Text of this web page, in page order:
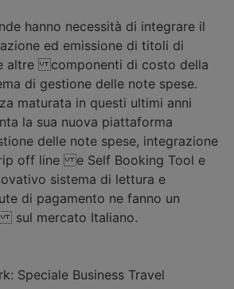
hanno necessità di integrare il
ed emissione di titoli di
altre componenti di costo della
di gestione delle note spese.
maturata in questi ultimi anni
la sua nuova piattaforma
delle note spese, integrazione
off line e Self Booking Tool e
sistema di lettura e
di pagamento ne fanno un
sul mercato Italiano.
Speciale Business Travel